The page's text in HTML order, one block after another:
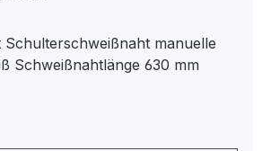
Schulterschweißnaht manuelle
Schweißnahtlänge 630 mm